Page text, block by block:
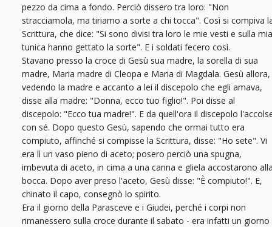
pezzo da cima a fondo. Perciò dissero tra loro: "Non
stracciamola, ma tiriamo a sorte a chi tocca". Così si compiva
Scrittura, che dice: "Si sono divisi tra loro le mie vesti e sulla mia
tunica hanno gettato la sorte". E i soldati fecero così.
Stavano presso la croce di Gesù sua madre, la sorella di sua
madre, Maria madre di Cleopa e Maria di Magdala. Gesù allora,
vedendo la madre e accanto a lei il discepolo che egli amava,
disse alla madre: "Donna, ecco tuo figlio!". Poi disse al
discepolo: "Ecco tua madre!". E da quell'ora il discepolo
con sé. Dopo questo Gesù, sapendo che ormai tutto era
compiuto, affinché si compisse la Scrittura, disse: "Ho sete". Vi
era lì un vaso pieno di aceto; posero perciò una spugna,
imbevuta di aceto, in cima a una canna e gliela accostarono
bocca. Dopo aver preso l'aceto, Gesù disse: "È compiuto!". E,
chinato il capo, consegnò lo spirito.
Era il giorno della Parasceve e i Giudei, perché i corpi non
rimanessero sulla croce durante il sabato - era infatti un giorno